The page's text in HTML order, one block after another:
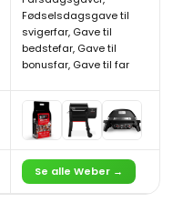
Fødselsdagsgave til
svigerfar, Gave til
bedstefar, Gave til
bonusfar, Gave til far
Se alle Weber →